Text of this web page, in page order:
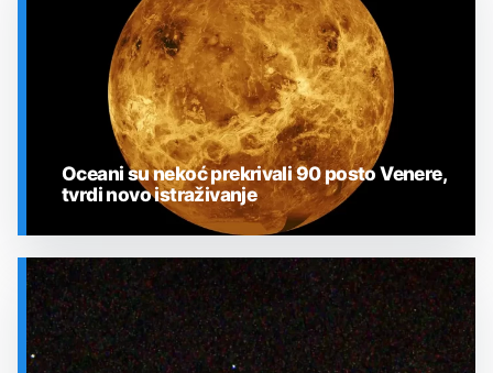
SVEMIR
Oceani su nekoć prekrivali 90 posto Venere,
tvrdi novo istraživanje